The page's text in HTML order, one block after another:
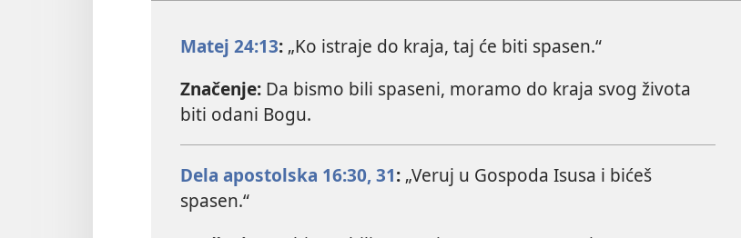
Matej 24:13: „Ko istraje do kraja, taj će biti spasen.“
Značenje: Da bismo bili spaseni, moramo do kraja svog života
biti odani Bogu.
Dela apostolska 16:30, 31: „Veruj u Gospoda Isusa i bićeš
spasen.“